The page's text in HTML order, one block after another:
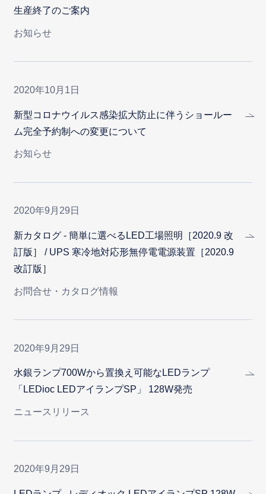
生産終了のご案内
お知らせ
2020年10月1日
新型コロナウイルス感染拡大防止に伴うショールー
ム完全予約制への変更について
お知らせ
2020年9月29日
新カタログ - 簡単に選べるLED工場照明［2020.9 改
訂版］ / UPS 寒冷地対応形無停電電源装置［2020.9
改訂版］
お問合せ・カタログ情報
2020年9月29日
水銀ランプ700Wから置換え可能なLEDランプ
「LEDioc LEDアイランプSP」 128W発売
ニュースリリース
2020年9月29日